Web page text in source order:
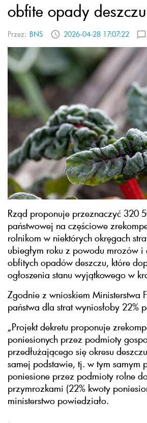
obfite opady deszczu
Przez: BNS 2026-04-28 17:07:22
Rząd proponuje przeznaczyć 320
państwowej na częściowe
rolnikom w niektórych okręgach
ubiegłym roku z powodu mrozów i
obfitych opadów deszczu, które
ogłoszenia stanu wyjątkowego w
Zgodnie z wnioskiem Ministerstwa
państwa dla strat wyniosłoby 22%
„Projekt dekretu proponuje
poniesionych przez podmioty
przedłużającego się okresu
samej podstawie, tj. w tym samym
poniesione przez podmioty rolne
przymrozkami (22% kwoty
ministerstwo powiedziało.